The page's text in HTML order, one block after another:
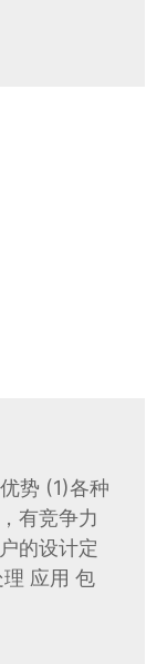
势 (1)各种
有竞争力
的设计定
应用 包